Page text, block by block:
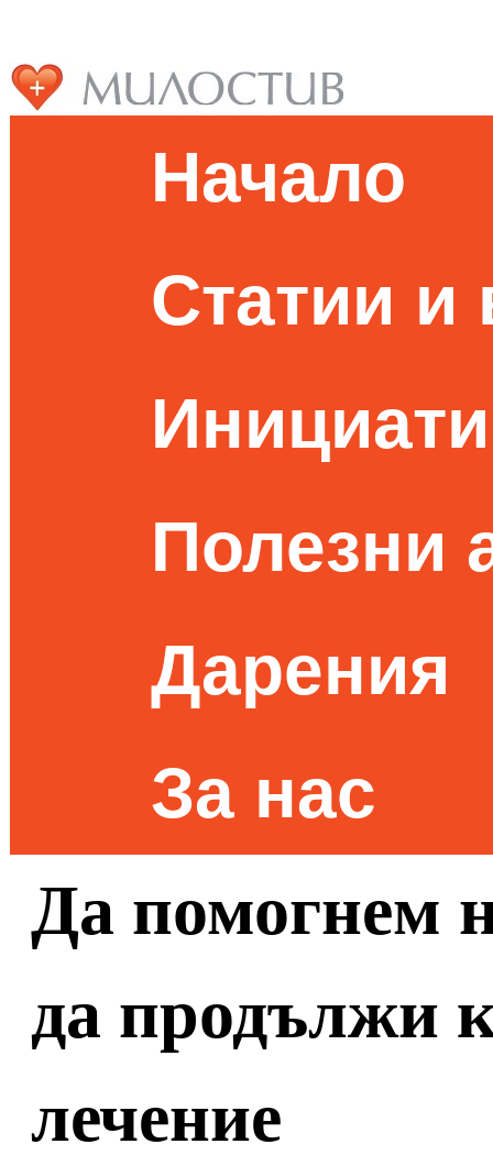
Начало
Статии и
Полезни
Дарения
За нас
Да помогнем
да продължи
лечение